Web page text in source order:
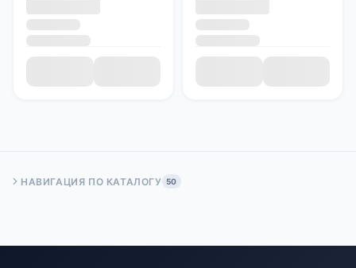
НАВИГАЦИЯ ПО КАТАЛОГУ 50